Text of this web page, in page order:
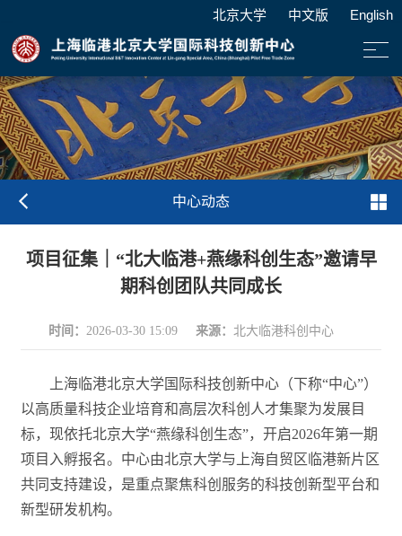
北京大学 中文版 English
中心动态
项目征集｜“北大临港+燕缘科创生态”邀请早
期科创团队共同成长
时间： 2026-03-30 15:09 来源： 北大临港科创中心
上海临港北京大学国际科技创新中心（下称“中心”）
以高质量科技企业培育和高层次科创人才集聚为发展目
标，现依托北京大学“燕缘科创生态”，开启2026年第一期
项目入孵报名。中心由北京大学与上海自贸区临港新片区
共同支持建设，是重点聚焦科创服务的科技创新型平台和
新型研发机构。